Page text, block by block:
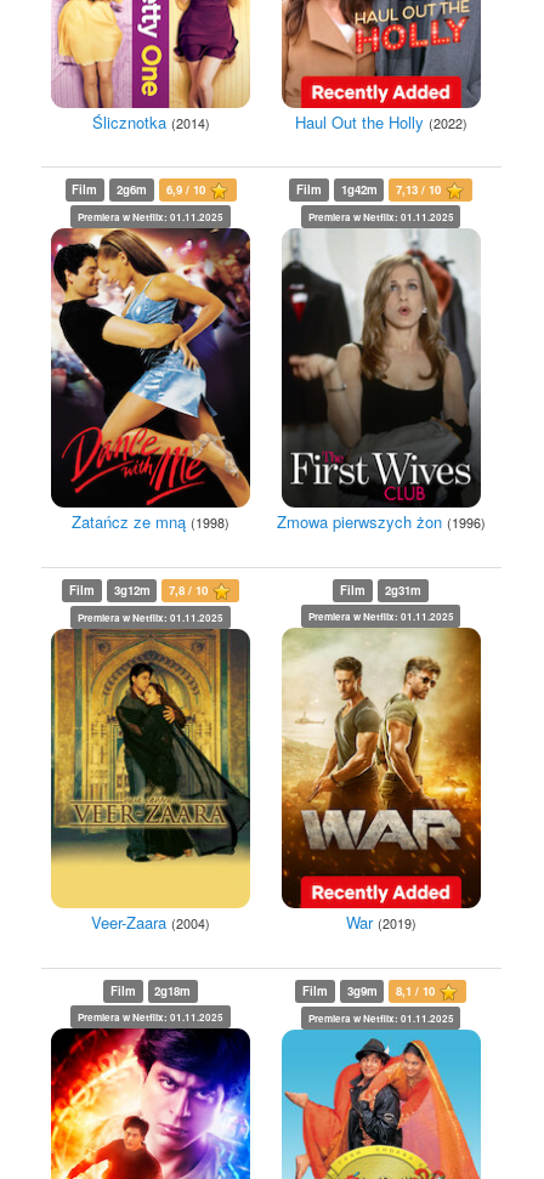
Ślicznotka (2014) Haul Out the Holly (2022)
Film 2g6m 6,9 / 10
Premiera w Netflix: 01.11.2025
Zatańcz ze mną (1998)
Film 1g42m 7,13 / 10
Premiera w Netflix: 01.11.2025
Zmowa pierwszych żon (1996)
Film 3g12m 7,8 / 10
Premiera w Netflix: 01.11.2025
Veer-Zaara (2004)
Film 2g31m
Premiera w Netflix: 01.11.2025
War (2019)
Film 2g18m
Premiera w Netflix: 01.11.2025
Film 3g9m 8,1 / 10
Premiera w Netflix: 01.11.2025